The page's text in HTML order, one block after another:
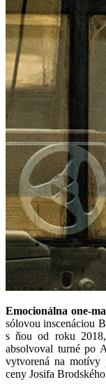
Emocionálna one-
sólovou inscenáciou
s ňou od roku
absolvoval turné po
vytvorená na motívy
ceny Josifa